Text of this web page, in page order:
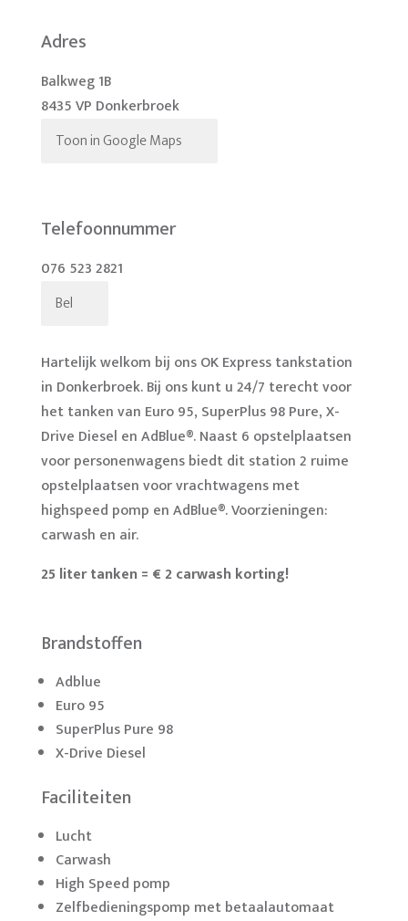
Adres
Balkweg 1B
8435 VP Donkerbroek
Toon in Google Maps
Telefoonnummer
076 523 2821
Bel
Hartelijk welkom bij ons OK Express tankstation
in Donkerbroek. Bij ons kunt u 24/7 terecht voor
het tanken van Euro 95, SuperPlus 98 Pure, X-
Drive Diesel en AdBlue®. Naast 6 opstelplaatsen
voor personenwagens biedt dit station 2 ruime
opstelplaatsen voor vrachtwagens met
highspeed pomp en AdBlue®. Voorzieningen:
carwash en air.
25 liter tanken = € 2 carwash korting!
Brandstoffen
Adblue
Euro 95
SuperPlus Pure 98
X-Drive Diesel
Faciliteiten
Lucht
Carwash
High Speed pomp
Zelfbedieningspomp met betaalautomaat